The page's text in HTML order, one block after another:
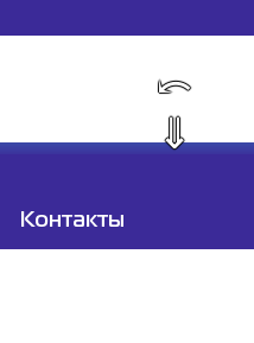
⇓
⤺
Контакты